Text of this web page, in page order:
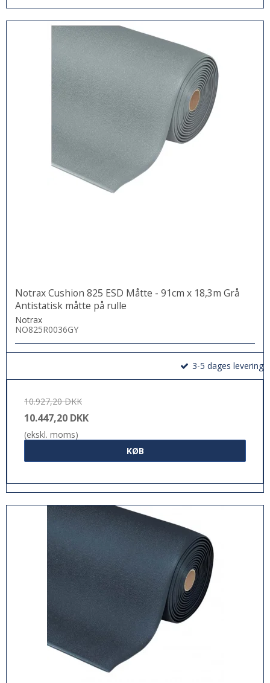
Notrax Cushion 825 ESD Måtte - 91cm x 18,3m Grå
Antistatisk måtte på rulle
Notrax
NO825R0036GY
3-5 dages levering
10.927,20 DKK
10.447,20 DKK
(ekskl. moms)
KØB